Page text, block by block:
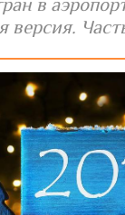
в
версия.